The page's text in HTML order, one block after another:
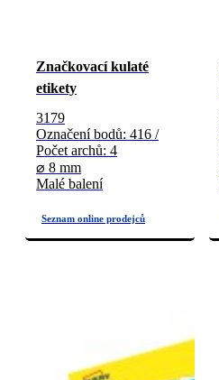
Značkovací kulaté
etikety
3179
Označení bodů: 416 /
Počet archů: 4
⌀ 8 mm
Malé balení